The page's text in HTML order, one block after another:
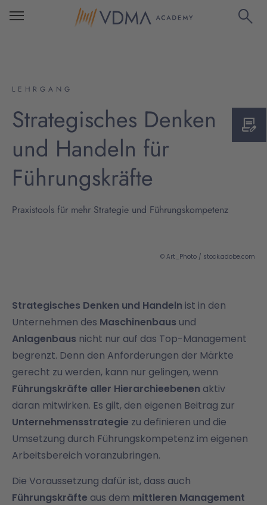
LEHRGANG
Strategisches Denken
und Handeln für
Führungskräfte
Praxistools für mehr Strategie und Führungskompetenz
© Art_Photo / stock.adobe.com
Strategisches Denken und Handeln ist in den
Unternehmen des Maschinenbaus und
Anlagenbaus nicht nur auf das Top-Management
begrenzt. Denn den Anforderungen der Märkte
gerecht zu werden, kann nur gelingen, wenn
Führungskräfte aller Hierarchieebenen aktiv
daran mitwirken. Es gilt, den eigenen Beitrag zur
Unternehmensstrategie zu definieren und die
Umsetzung durch Führungskompetenz im eigenen
Arbeitsbereich voranzubringen.
Die Voraussetzung dafür ist, dass auch
Führungskräfte aus dem mittleren Management